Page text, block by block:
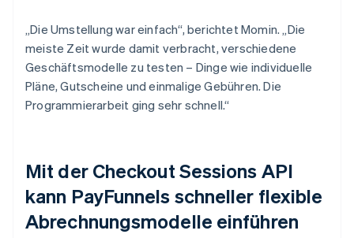
„Die Umstellung war einfach“, berichtet Momin. „Die
meiste Zeit wurde damit verbracht, verschiedene
Geschäftsmodelle zu testen – Dinge wie individuelle
Pläne, Gutscheine und einmalige Gebühren. Die
Programmierarbeit ging sehr schnell.“
Mit der Checkout Sessions API
kann PayFunnels schneller flexible
Abrechnungsmodelle einführen